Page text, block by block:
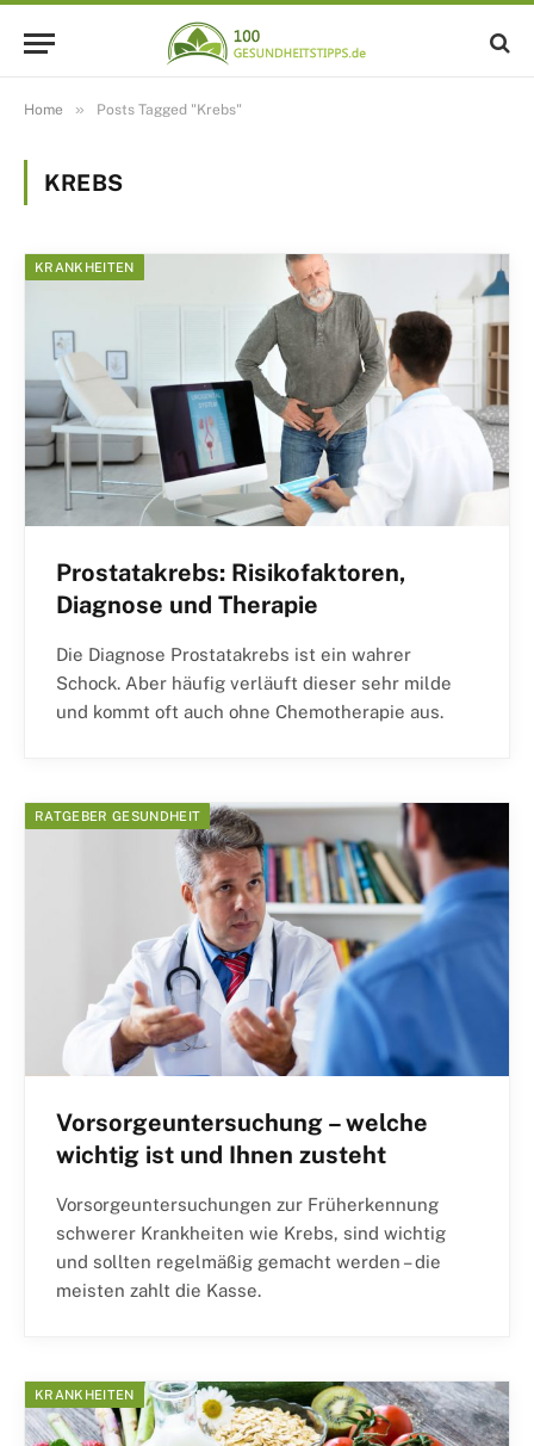
Home » Posts Tagged "Krebs"
KREBS
KRANKHEITEN
Prostatakrebs: Risikofaktoren,
Diagnose und Therapie
Die Diagnose Prostatakrebs ist ein wahrer
Schock. Aber häufig verläuft dieser sehr milde
und kommt oft auch ohne Chemotherapie aus.
RATGEBER GESUNDHEIT
Vorsorgeuntersuchung – welche
wichtig ist und Ihnen zusteht
Vorsorgeuntersuchungen zur Früherkennung
schwerer Krankheiten wie Krebs, sind wichtig
und sollten regelmäßig gemacht werden – die
meisten zahlt die Kasse.
KRANKHEITEN